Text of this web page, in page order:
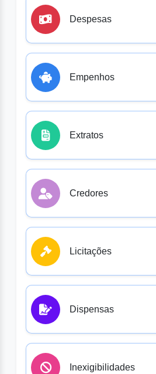
Despesas
Empenhos
Extratos
Credores
Licitações
Dispensas
Inexigibilidades